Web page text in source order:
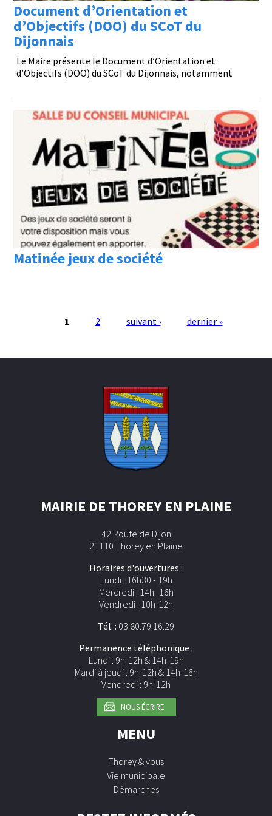
Document d’Orientation et
d’Objectifs (DOO) du SCoT du
Dijonnais
Le Maire présente le Document d’Orientation et
d’Objectifs (DOO) du SCoT du Dijonnais, notamment
Matinée jeux de société
1 2 suivant › dernier »
MAIRIE DE THOREY EN PLAINE
42 Route de Dijon
21110 Thorey en Plaine
Horaires d'ouvertures :
Lundi : 16h30 - 19h
Mercredi : 14h -16h
Vendredi : 10h-12h
Tél. : 03.80.79.16.29
Permanence téléphonique :
Lundi : 9h-12h & 14h-19h
Mardi à jeudi : 9h-12h & 14h-16h
Vendredi : 9h-12h
NOUS ÉCRIRE
MENU
Thorey & vous
Vie municipale
Démarches